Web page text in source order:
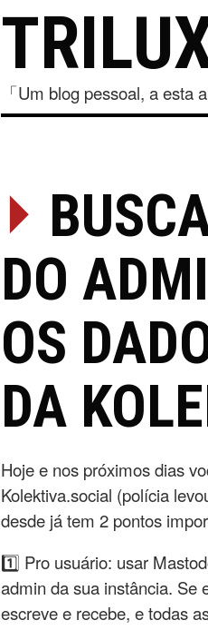
「Um blog pessoal, a esta
⏵
DO
OS
DA
Hoje e nos próximos dias
Kolektiva.social (polícia
desde já tem 2 pontos
1️⃣ Pro usuário: usar
admin da sua instância. Se
escreve e recebe, e todas